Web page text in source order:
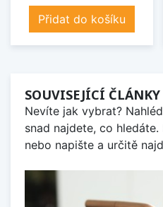
Přidat do košíku
SOUVISEJÍCÍ
Nevíte jak vybrat?
snad najdete, co
nebo napište a určitě